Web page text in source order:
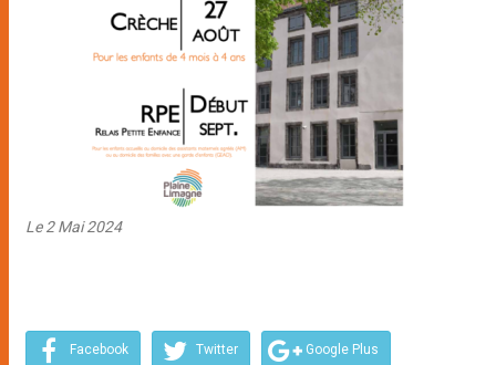
Le 2 Mai 2024
Facebook Twitter Google Plus